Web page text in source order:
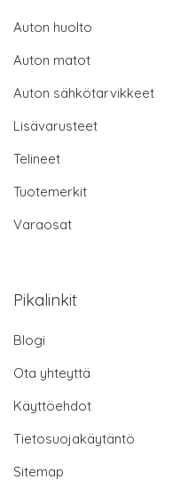
Auton huolto
Auton matot
Auton sähkötarvikkeet
Lisävarusteet
Telineet
Tuotemerkit
Varaosat
Pikalinkit
Blogi
Ota yhteyttä
Käyttöehdot
Tietosuojakäytäntö
Sitemap